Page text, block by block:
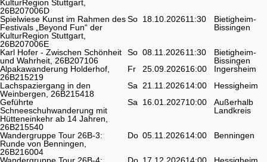
KulturRegion Stuttgart,
26B207006D
Spielwiese Kunst im Rahmen des
Festivals „Beyond Fun“ der
KulturRegion Stuttgart,
26B207006E
So 18.10.202611:30
Bietigheim-
Bissingen
Karl Hofer - Zwischen Schönheit
und Wahrheit, 26B207106
So 08.11.202611:30
Bietigheim-
Bissingen
Alpakawanderung Holderhof,
26B215219
Fr 25.09.202616:00
Ingersheim
Lachspaziergang in den
Weinbergen, 26B215418
Sa 21.11.202614:00
Hessigheim
Geführte
Schneeschuhwanderung mit
Hütteneinkehr ab 14 Jahren,
26B215540
Sa 16.01.202710:00
Außerhalb
Landkreis
Wandergruppe Tour 26B-3:
Runde von Benningen,
26B216004
Do 05.11.202614:00 Benningen
Wandergruppe Tour 26B-4:
Do 17.12.202614:00 Hessigheim